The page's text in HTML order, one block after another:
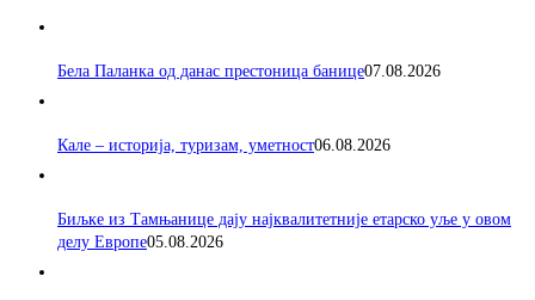
Бела Паланка од данас престоница банице07.08.2026
Кале – историја, туризам, уметност06.08.2026
Биљке из Тамњанице дају најквалитетније етарско уље у овом
делу Европе05.08.2026